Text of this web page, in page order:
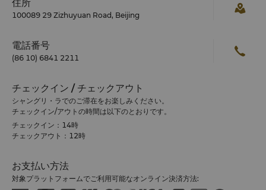
住所
100089 29 Zizhuyuan Road, Beijing
電話番号
(86 10) 6841 2211
チェックイン / チェックアウト
シャングリ・ラでのご滞在をお楽しみください。
チェックイン/アウトの時間は以下のとおりです。
チェックイン：14時
チェックアウト：12時
お支払い方法
対象プラットフォームでご利用可能なオンライン決済方法: